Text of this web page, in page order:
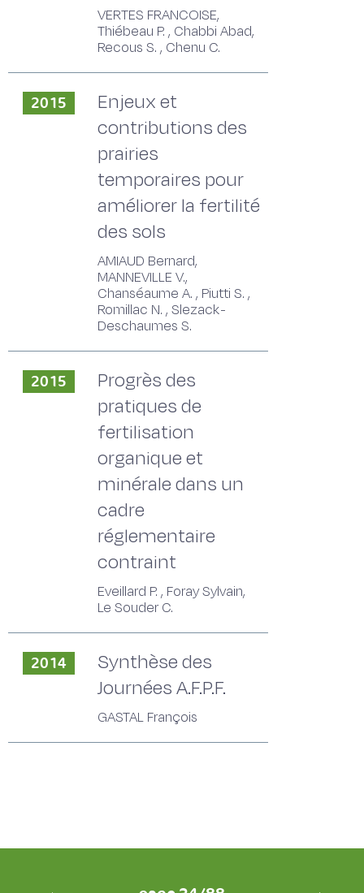
VERTES FRANCOISE,
Thiébeau P. , Chabbi Abad,
Recous S. , Chenu C.
2015
Enjeux et
contributions des
prairies
temporaires pour
améliorer la fertilité
des sols
AMIAUD Bernard,
MANNEVILLE V.,
Chanséaume A. , Piutti S. ,
Romillac N. , Slezack-
Deschaumes S.
2015
Progrès des
pratiques de
fertilisation
organique et
minérale dans un
cadre
réglementaire
contraint
Eveillard P. , Foray Sylvain,
Le Souder C.
2014
Synthèse des
Journées A.F.P.F.
GASTAL François